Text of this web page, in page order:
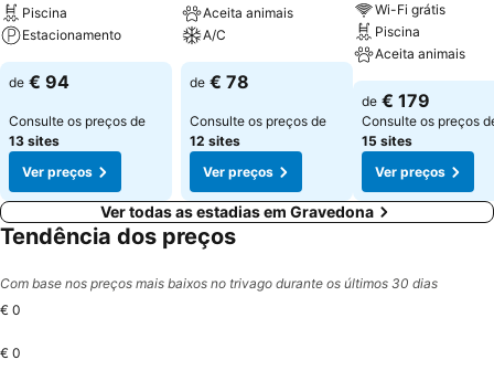
Piscina
Estacionamento
de € 94
Consulte os preços de
13 sites
Ver preços
Aceita animais
A/C
de € 78
Consulte os preços de
12 sites
Ver preços
Wi-Fi grátis
Piscina
Aceita animais
de € 179
Consulte os preços
15 sites
Ver preços
Ver todas as estadias em Gravedona
Tendência dos preços
Com base nos preços mais baixos no trivago durante os últimos 30 dias
€ 0
€ 0